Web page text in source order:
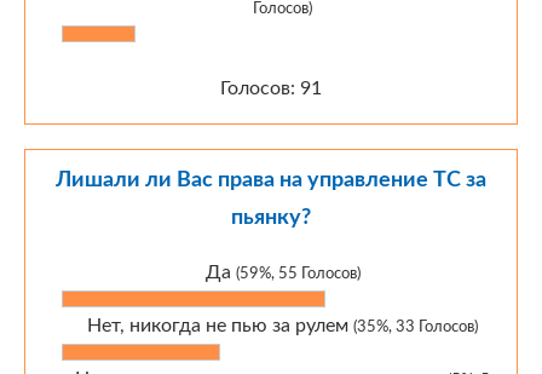
Голосов)
Голосов: 91
Лишали ли Вас права на управление ТС за
пьянку?
Да (59%, 55 Голосов)
Нет, никогда не пью за рулем (35%, 33 Голосов)